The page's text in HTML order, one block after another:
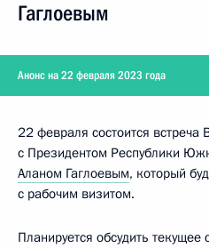
Гаглоевым
Анонс на 22 февраля 2023 года
22 февраля состоится встреча
с Президентом Республики
Аланом Гаглоевым, который
с рабочим визитом.
Планируется обсудить